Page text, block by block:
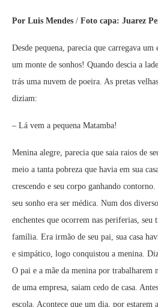
Por Luis Mendes / Foto capa: Juarez
Desde pequena, parecia que carregava
um monte de sonhos! Quando descia a
trás uma nuvem de poeira. As pretas
diziam:
– Lá vem a pequena Matamba!
Menina alegre, parecia que saia raios de
meio a tanta pobreza que havia em sua
crescendo e seu corpo ganhando
seu sonho era ser médica. Num dos
enchentes que ocorrem nas periferias,
família. Era irmão de seu pai, sua casa
e simpático, logo conquistou a menina.
O pai e a mãe da menina por trabalharem
de uma empresa, saiam cedo de casa.
escola. Acontece que um dia, por estarem